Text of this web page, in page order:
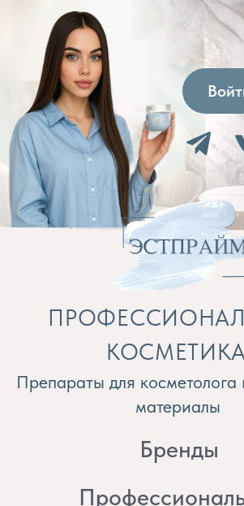
Препараты для косметолога и расходные
материалы
ПРОФЕССИОНАЛЬНАЯ
КОСМЕТИКА
Бренды
Профессиональная
Препараты косметолога
Доставка